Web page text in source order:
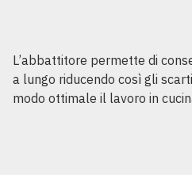
L’abbattitore permette di
a lungo riducendo così gli
modo ottimale il lavoro in